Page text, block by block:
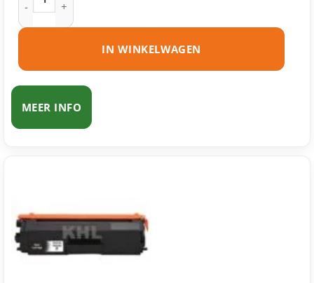
IN WINKELWAGEN
MEER INFO